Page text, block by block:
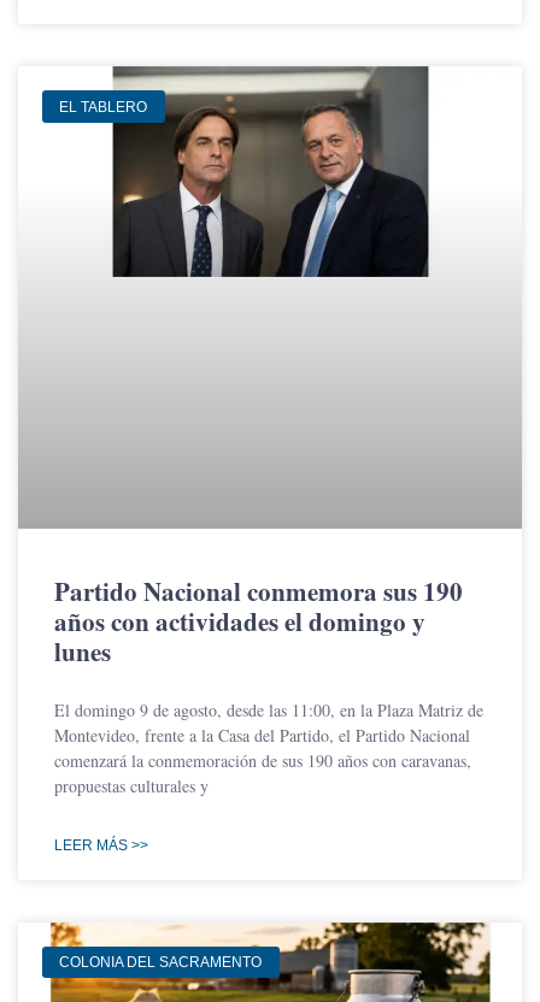
EL TABLERO
Partido Nacional conmemora sus 190
años con actividades el domingo y
lunes
El domingo 9 de agosto, desde las 11:00, en la Plaza Matriz de
Montevideo, frente a la Casa del Partido, el Partido Nacional
comenzará la conmemoración de sus 190 años con caravanas,
propuestas culturales y
LEER MÁS >>
COLONIA DEL SACRAMENTO